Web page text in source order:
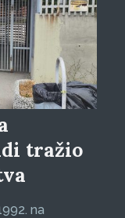
tražio
na